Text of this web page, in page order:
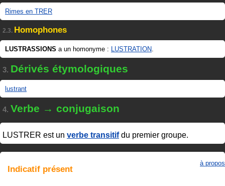
Rimes en TRER
2.3. Homophones
LUSTRASSIONS a un homonyme : LUSTRATION.
3. Dérivés étymologiques
lustrant
4. Verbe → conjugaison
LUSTRER est un verbe transitifdu premier groupe.
Indicatif présent
à propos